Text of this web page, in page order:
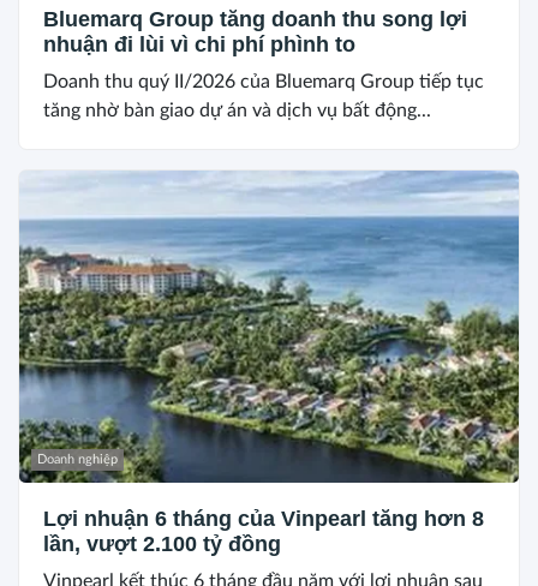
Bluemarq Group tăng doanh thu song lợi
nhuận đi lùi vì chi phí phình to
Doanh thu quý II/2026 của Bluemarq Group tiếp tục
tăng nhờ bàn giao dự án và dịch vụ bất động...
Doanh nghiệp
Lợi nhuận 6 tháng của Vinpearl tăng hơn 8
lần, vượt 2.100 tỷ đồng
Vinpearl kết thúc 6 tháng đầu năm với lợi nhuận sau